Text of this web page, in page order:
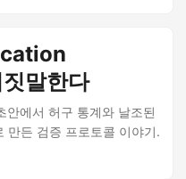
말한다
안에서 허구 통계와 날조된
만든 검증 프로토콜 이야기.